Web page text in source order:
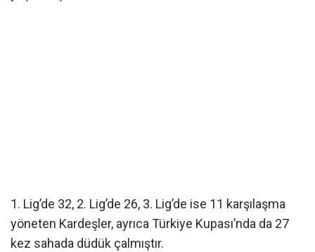
1. Lig’de 32, 2. Lig’de 26, 3. Lig’de ise 11 karşılaşma
yöneten Kardeşler, ayrıca Türkiye Kupası’nda da 27
kez sahada düdük çalmıştır.